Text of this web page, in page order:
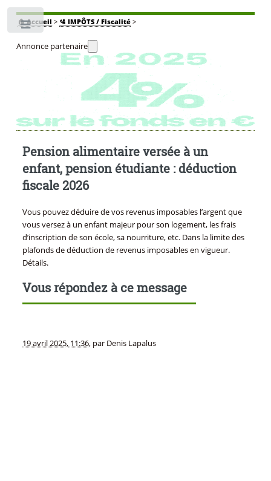
🏠Accueil > 🛂 IMPÔTS / Fiscalité>
Annonce partenaire
Pension alimentaire versée à un
enfant, pension étudiante : déduction
fiscale 2026
Vous pouvez déduire de vos revenus imposables l’argent que
vous versez à un enfant majeur pour son logement, les frais
d’inscription de son école, sa nourriture, etc. Dans la limite des
plafonds de déduction de revenus imposables en vigueur.
Détails.
Vous répondez à ce message
19 avril 2025, 11:36, par Denis Lapalus
Toggle